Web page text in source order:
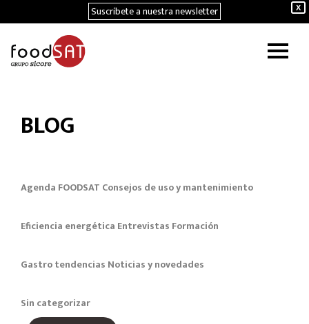
X
Suscríbete a nuestra newsletter
BLOG
Agenda FOODSAT Consejos de uso y mantenimiento
Eficiencia energética Entrevistas Formación
Gastro tendencias Noticias y novedades
Sin categorizar